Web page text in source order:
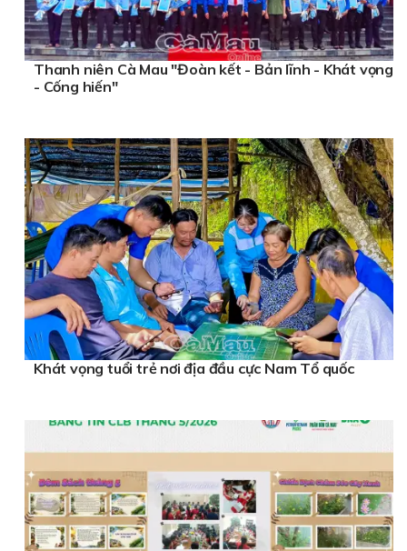
Thanh niên Cà Mau "Đoàn kết - Bản lĩnh - Khát vọng
- Cống hiến"
Khát vọng tuổi trẻ nơi địa đầu cực Nam Tổ quốc